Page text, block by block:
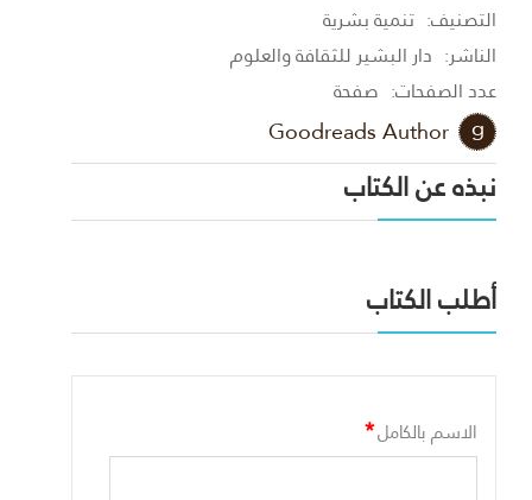
التصنيف: تنمية بشرية
الناشر: دار البشير للثقافة والعلوم
عدد الصفحات: صفحة
Goodreads Author
نبذه عن الكتاب
أطلب الكتاب
الاسم بالكامل*